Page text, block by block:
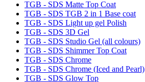
TGB - SDS Matte Top Coat
TGB - SDS TGB 2 in 1 Base coat
TGB - SDS Light up gel Polish
TGB - SDS 3D Gel
TGB - SDS Studio Gel (all colours)
TGB - SDS Shimmer Top Coat
TGB - SDS Chrome
TGB - SDS Chrome (Iced and Pearl)
TGB - SDS Glow Top